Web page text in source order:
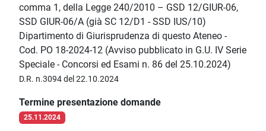
comma 1, della Legge 240/2010 – GSD 12/GIUR-06,
SSD GIUR-06/A (già SC 12/D1 - SSD IUS/10)
Dipartimento di Giurisprudenza di questo Ateneo -
Cod. PO 18-2024-12 (Avviso pubblicato in G.U. IV Serie
Speciale - Concorsi ed Esami n. 86 del 25.10.2024)
D.R. n.3094 del 22.10.2024
Termine presentazione domande
25.11.2024